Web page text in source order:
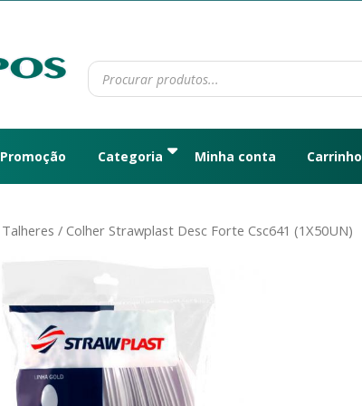
Promoção Categoria Minha conta Carrinho
Talheres / Colher Strawplast Desc Forte Csc641 (1X50UN)